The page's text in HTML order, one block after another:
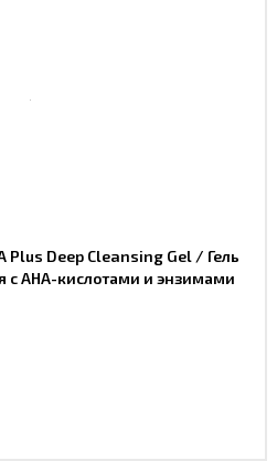
Plus Deep Cleansing Gel / Гель
с АНА-кислотами и энзимами